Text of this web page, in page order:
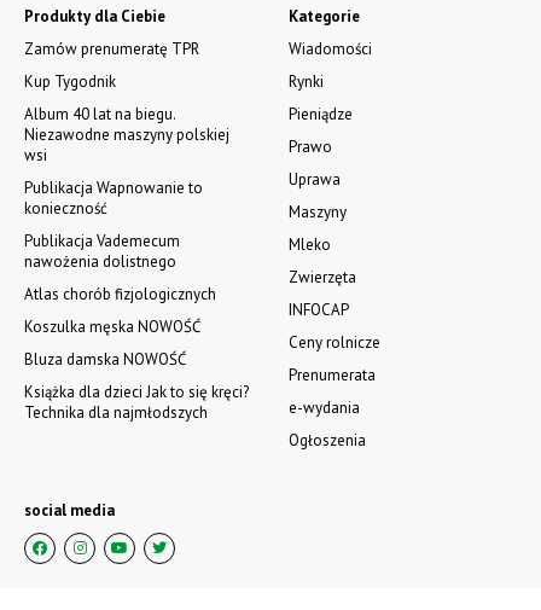
Kategorie
Wiadomości
Rynki
Pieniądze
Prawo
Uprawa
Maszyny
Mleko
Zwierzęta
INFOCAP
Ceny rolnicze
Prenumerata
e-wydania
Ogłoszenia
Produkty dla Ciebie
Zamów prenumeratę TPR
Kup Tygodnik
Album 40 lat na biegu.
Niezawodne maszyny polskiej
wsi
Publikacja Wapnowanie to
konieczność
Publikacja Vademecum
nawożenia dolistnego
Atlas chorób fizjologicznych
Koszulka męska NOWOŚĆ
Bluza damska NOWOŚĆ
Książka dla dzieci Jak to się kręci?
Technika dla najmłodszych
social media